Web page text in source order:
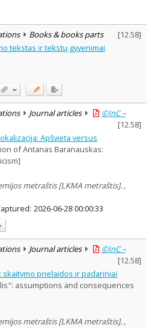
Books & books parts [12.58]
tekstas ir tekstų gyvenimai
Journal articles
©InC –
[12.58]
Apšvieta versus
of Antanas Baranauskas:
metraštis [LKMA metraštis]. ,
2026-06-28 00:00:33
Journal articles
©InC –
[12.58]
prielaidos ir padariniai
assumptions and consequences
metraštis [LKMA metraštis]. ,